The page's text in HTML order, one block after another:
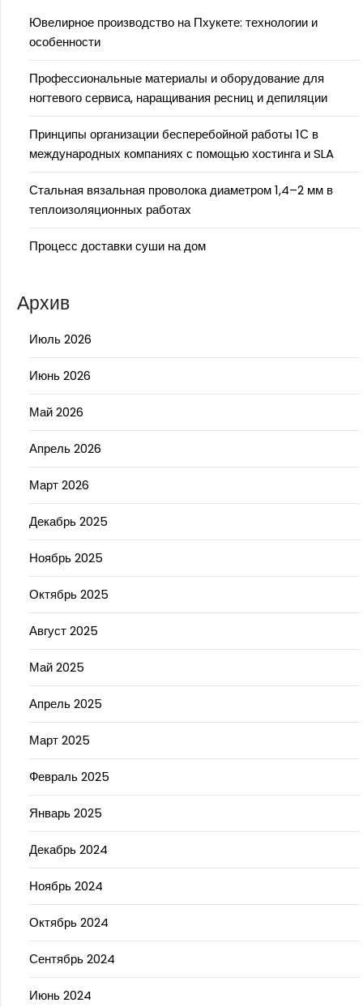
Ювелирное производство на Пхукете: технологии и
особенности
Профессиональные материалы и оборудование для
ногтевого сервиса, наращивания ресниц и депиляции
Принципы организации бесперебойной работы 1С в
международных компаниях с помощью хостинга и SLA
Стальная вязальная проволока диаметром 1,4–2 мм в
теплоизоляционных работах
Процесс доставки суши на дом
Архив
Июль 2026
Июнь 2026
Май 2026
Апрель 2026
Март 2026
Декабрь 2025
Ноябрь 2025
Октябрь 2025
Август 2025
Май 2025
Апрель 2025
Март 2025
Февраль 2025
Январь 2025
Декабрь 2024
Ноябрь 2024
Октябрь 2024
Сентябрь 2024
Июнь 2024